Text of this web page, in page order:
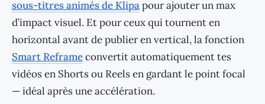
sous-titres animés de Klipapour ajouter un max
d’impact visuel. Et pour ceux qui tournent en
horizontal avant de publier en vertical, la fonction
Smart Reframeconvertit automatiquement tes
vidéos en Shorts ou Reels en gardant le point focal
— idéal après une accélération.